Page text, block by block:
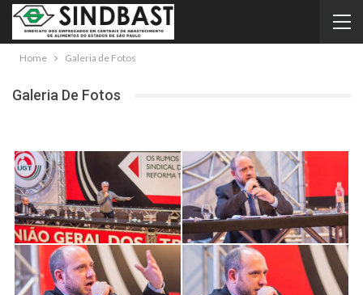
Home Galeria de Fotos
Galeria De Fotos